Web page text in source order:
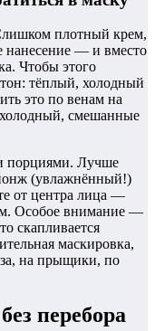
плотный крем,
нанесение — и вместо
Чтобы этого
тёплый, холодный
это по венам на
смешанные
порциями. Лучше
(увлажнённый!)
от центра лица —
Особое внимание —
скапливается
маскировка,
на прыщики, по
перебора